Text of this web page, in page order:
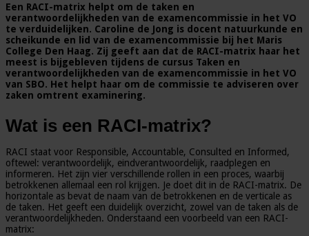
Een RACI-matrix helpt om de taken en
verantwoordelijkheden van de examencommissie in het VO
te verduidelijken. Caroline de Jong is docent natuurkunde en
scheikunde en lid van de examencommissie bij het Maris
College Den Haag. Zij geeft aan dat de RACI-matrix haar het
meest is bijgebleven tijdens de cursus Taken en
verantwoordelijkheden van de examencommissie in het VO
van SBO. Het helpt haar om de commissie te adviseren over
zaken omtrent examinering.
Wat is een RACI-matrix?
RACI staat voor Responsible, Accountable, Consulted en Informed,
oftewel: verantwoordelijk, eindverantwoordelijk, raadplegen en
informeren. Het zijn vier verschillende rollen in een proces, waarbij
betrokkenen allemaal een rol krijgen. Je doet dit in de RACI-matrix. De
horizontale as bevat de naam van de betrokkenen en de verticale as
de taken. Het geeft een duidelijk overzicht, zowel van de taken als de
verantwoordelijkheden. Onderstaand een voorbeeld van een RACI-
matrix: